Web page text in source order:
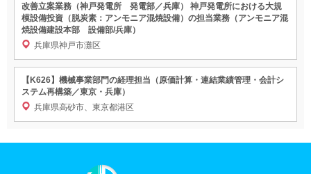
改善立案業務（神戸発電所 発電部／兵庫） 神戸発電所における大規
模設備投資（脱炭素：アンモニア混焼設備）の担当業務（アンモニア混
焼設備建設本部 設備部/兵庫）
兵庫県神戸市灘区
【K626】機械事業部門の経理担当（原価計算・連結業績管理・会計シ
ステム再構築／東京・兵庫）
兵庫県高砂市、東京都港区